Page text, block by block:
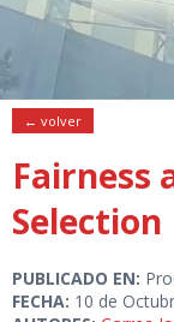
← volver
Fairness
Selection
PUBLICADO EN:
FECHA: 10 de